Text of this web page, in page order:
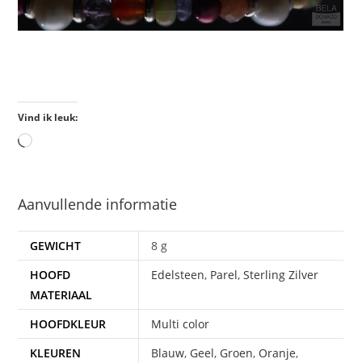
Vind ik leuk:
Aanvullende informatie
GEWICHT
8 g
HOOFD
MATERIAAL
Edelsteen, Parel,Sterling Zilver
HOOFDKLEUR
Multi color
KLEUREN
Blauw, Geel, Groen, Oranje,